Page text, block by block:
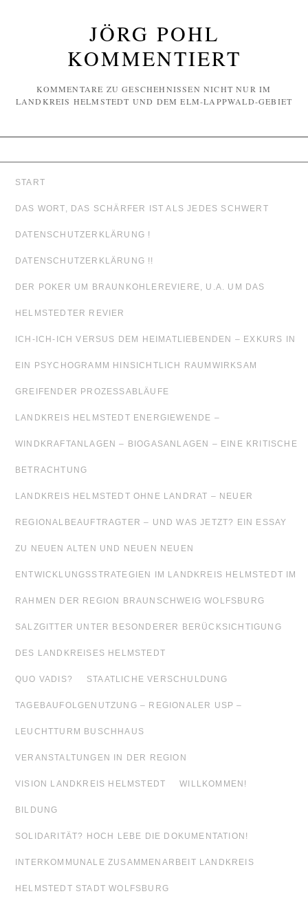
JÖRG POHL
KOMMENTIERT
KOMMENTARE ZU GESCHEHNISSEN NICHT NUR IM
LANDKREIS HELMSTEDT UND DEM ELM-LAPPWALD-GEBIET
START
DAS WORT, DAS SCHÄRFER IST ALS JEDES SCHWERT
DATENSCHUTZERKLÄRUNG !
DATENSCHUTZERKLÄRUNG !!
DER POKER UM BRAUNKOHLEREVIERE, U.A. UM DAS
HELMSTEDTER REVIER
ICH-ICH-ICH VERSUS DEM HEIMATLIEBENDEN – EXKURS IN
EIN PSYCHOGRAMM HINSICHTLICH RAUMWIRKSAM
GREIFENDER PROZESSABLÄUFE
LANDKREIS HELMSTEDT ENERGIEWENDE –
WINDKRAFTANLAGEN – BIOGASANLAGEN – EINE KRITISCHE
BETRACHTUNG
LANDKREIS HELMSTEDT OHNE LANDRAT – NEUER
REGIONALBEAUFTRAGTER – UND WAS JETZT? EIN ESSAY
ZU NEUEN ALTEN UND NEUEN NEUEN
ENTWICKLUNGSSTRATEGIEN IM LANDKREIS HELMSTEDT IM
RAHMEN DER REGION BRAUNSCHWEIG WOLFSBURG
SALZGITTER UNTER BESONDERER BERÜCKSICHTIGUNG
DES LANDKREISES HELMSTEDT
QUO VADIS? STAATLICHE VERSCHULDUNG
TAGEBAUFOLGENUTZUNG – REGIONALER USP –
LEUCHTTURM BUSCHHAUS
VERANSTALTUNGEN IN DER REGION
VISION LANDKREIS HELMSTEDT WILLKOMMEN!
BILDUNG
SOLIDARITÄT? HOCH LEBE DIE DOKUMENTATION!
INTERKOMMUNALE ZUSAMMENARBEIT LANDKREIS
HELMSTEDT STADT WOLFSBURG